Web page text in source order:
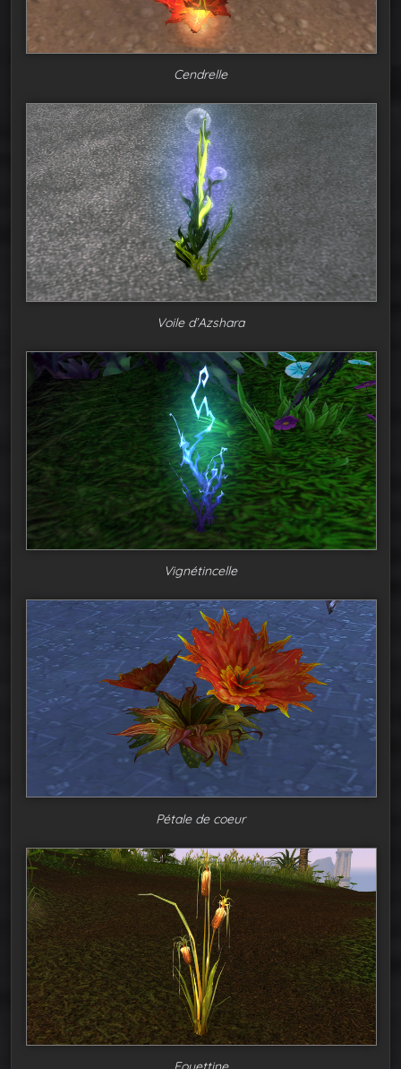
Cendrelle
Voile d’Azshara
Vignétincelle
Pétale de coeur